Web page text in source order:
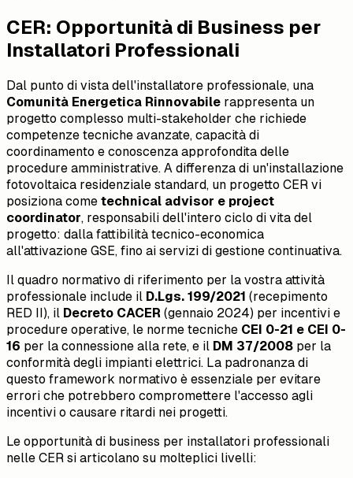
CER: Opportunità di Business per
Installatori Professionali
Dal punto di vista dell'installatore professionale, una
Comunità Energetica Rinnovabile rappresenta un
progetto complesso multi-stakeholder che richiede
competenze tecniche avanzate, capacità di
coordinamento e conoscenza approfondita delle
procedure amministrative. A differenza di un'installazione
fotovoltaica residenziale standard, un progetto CER vi
posiziona come technical advisor e project
coordinator, responsabili dell'intero ciclo di vita del
progetto: dalla fattibilità tecnico-economica
all'attivazione GSE, fino ai servizi di gestione continuativa.
Il quadro normativo di riferimento per la vostra attività
professionale include il D.Lgs. 199/2021 (recepimento
RED II), il Decreto CACER (gennaio 2024) per incentivi e
procedure operative, le norme tecniche CEI 0-21 e CEI 0-
16 per la connessione alla rete, e il DM 37/2008 per la
conformità degli impianti elettrici. La padronanza di
questo framework normativo è essenziale per evitare
errori che potrebbero compromettere l'accesso agli
incentivi o causare ritardi nei progetti.
Le opportunità di business per installatori professionali
nelle CER si articolano su molteplici livelli: